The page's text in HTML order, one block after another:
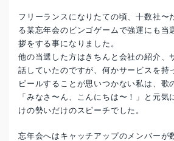
フリーランスになりたての頃、十数社〜
る某忘年会のビンゴゲームで強運にも当
拶をする事になりました。
他の当選した方はきちんと会社の紹介、
話していたのですが、何かサービスを持
ピールすることが思いつかない私は、歌
「みなさ〜ん、こんにちは〜！」と元
けの勢いだけのスピーチでした。
忘年会へはキャッチアップのメンバーが